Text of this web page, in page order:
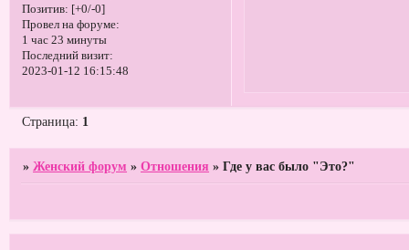
Позитив: [+0/-0]
Провел на форуме:
1 час 23 минуты
Последний визит:
2023-01-12 16:15:48
Страница: 1
»Женский форум »Отношения »Где у вас было "Это?"